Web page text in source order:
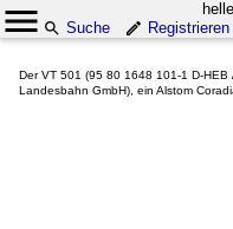
Suche
Registrieren
Der VT 501 (95 80 1648 101-1 D-
Landesbahn GmbH), ein Alstom